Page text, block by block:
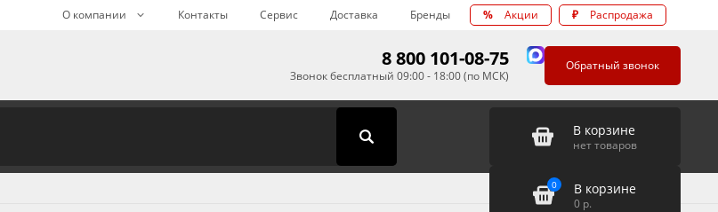
О компании Контакты Сервис Доставка Бренды % Акции ₽ Распродажа
8 800 101-08-75
Звонок бесплатный 09:00 - 18:00 (по МСК)
Обратный звонок
В корзине
нет товаров
0 В корзине
0 р.